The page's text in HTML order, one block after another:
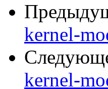
kernel-
kernel-